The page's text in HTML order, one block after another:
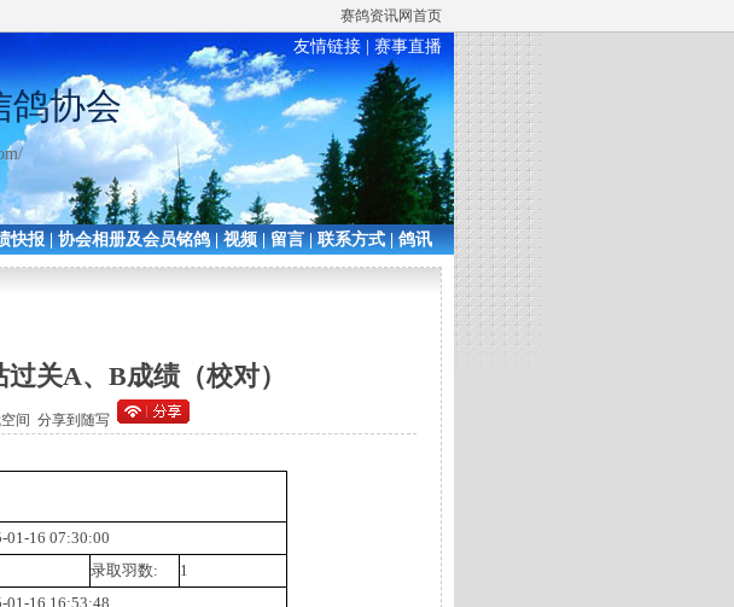
赛鸽资讯网首页
友情链接 赛事直播
鸽协会
快报|协会相册及会员铭鸽|视频|留言|联系方式|鸽讯
关A、B成绩（校对）
间 分享到随写
01-16 07:30:00
录取羽数:
1
01-16 16:53:48